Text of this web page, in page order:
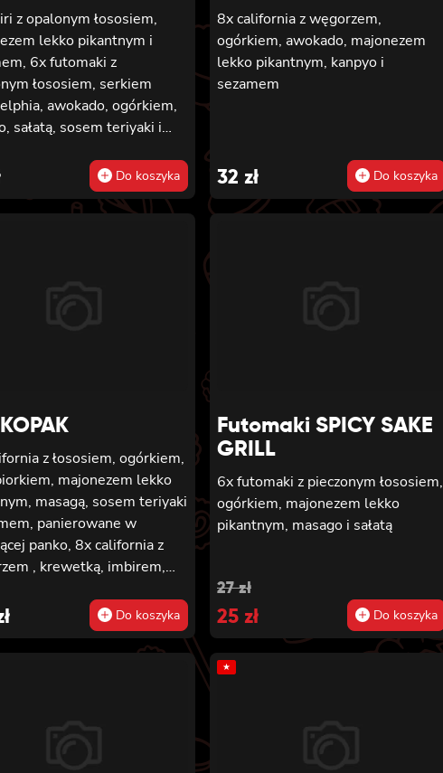
z opalonym łososiem,
lekko pikantnym i
6x futomaki z
łososiem, serkiem
awokado, ogórkiem,
sałatą, sosem teriyaki i
majonezem lekko
ogórkiem, sezamem i
8x hosomaki z batatem w
Do koszyka
8x california z węgorzem,
ogórkiem, awokado, majonezem
lekko pikantnym, kanpyo i
sezamem
32 zł Do koszyka
z łososiem, ogórkiem,
majonezem lekko
masagą, sosem teriyaki
panierowane w
panko, 8x california z
, krewetką, imbirem,
teriyaki i sezamem,
w chrupiącej panko,
z serkiem
z łososiem
ogórkiem, awokado,
Do koszyka
Futomaki SPICY SAKE
GRILL
6x futomaki z pieczonym łososiem,
ogórkiem, majonezem lekko
pikantnym, masago i sałatą
27zł
Original
price
was:
27 zł.
25 zł
Current
price
is:
25 zł.
Do koszyka
★